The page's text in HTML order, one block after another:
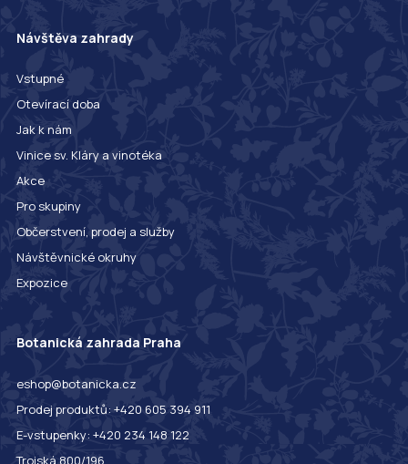
Návštěva zahrady
Vstupné
Otevírací doba
Jak k nám
Vinice sv. Kláry a vinotéka
Akce
Pro skupiny
Občerstvení, prodej a služby
Návštěvnické okruhy
Expozice
Botanická zahrada Praha
eshop@botanicka.cz
Prodej produktů: +420 605 394 911
E-vstupenky: +420 234 148 122
Trojská 800/196